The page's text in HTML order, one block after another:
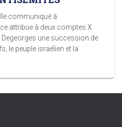
à
attribue à deux comptes X
une succession de
le peuple israélien et la